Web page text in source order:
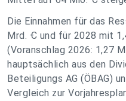
Die Einnahmen für das
Mrd. Ꞓ und für 2028 mit
(Voranschlag 2026: 1,27
hauptsächlich aus den
Beteiligungs AG (ÖBAG)
Vergleich zur